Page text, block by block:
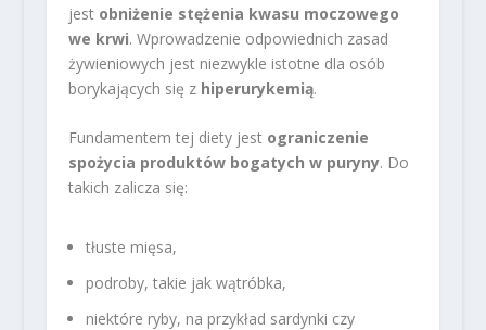
jest obniżenie stężenia kwasu moczowego
we krwi. Wprowadzenie odpowiednich zasad
żywieniowych jest niezwykle istotne dla osób
borykających się z hiperurykemią.
Fundamentem tej diety jest ograniczenie
spożycia produktów bogatych w puryny. Do
takich zalicza się:
tłuste mięsa,
podroby, takie jak wątróbka,
niektóre ryby, na przykład sardynki czy